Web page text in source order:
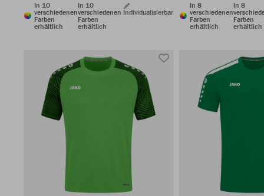
In 10
verschiedenen
Farben
erhältlich
In 10
verschiedenen
Farben
erhältlich
Individualisierbar
In 8
verschiedenen
Farben
erhältlich
In 8
Farben
erhältlich